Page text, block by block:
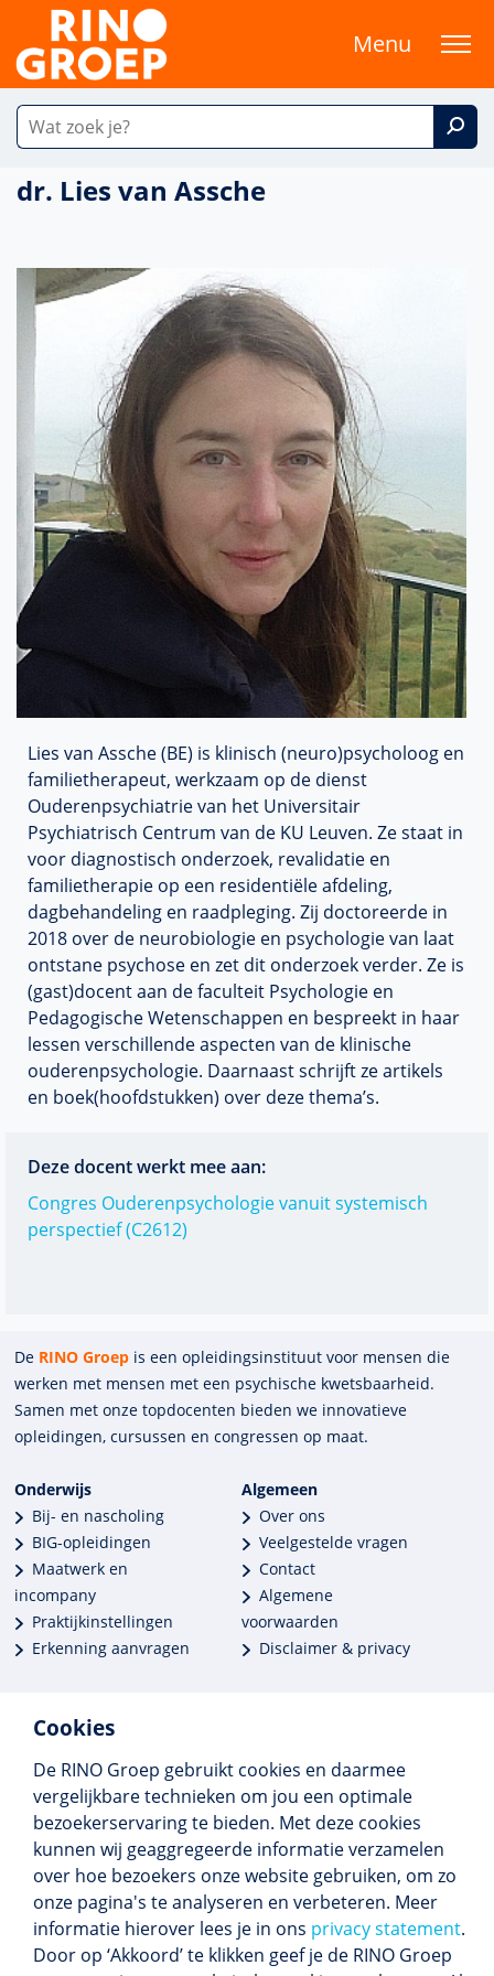
Cookies
De RINO Groep gebruikt cookies en daarmee
vergelijkbare technieken om jou een optimale
bezoekerservaring te bieden. Met deze cookies
kunnen wij geaggregeerde informatie verzamelen
over hoe bezoekers onze website gebruiken, om zo
onze pagina's te analyseren en verbeteren. Meer
informatie hierover lees je in ons privacy statement.
Door op ‘Akkoord’ te klikken geef je de RINO Groep
Menu
dr. Lies van Assche
Lies van Assche (BE) is klinisch (neuro)psycholoog en
familietherapeut, werkzaam op de dienst
Ouderenpsychiatrie van het Universitair
Psychiatrisch Centrum van de KU Leuven. Ze staat in
voor diagnostisch onderzoek, revalidatie en
familietherapie op een residentiële afdeling,
dagbehandeling en raadpleging. Zij doctoreerde in
2018 over de neurobiologie en psychologie van laat
ontstane psychose en zet dit onderzoek verder. Ze is
(gast)docent aan de faculteit Psychologie en
Pedagogische Wetenschappen en bespreekt in haar
lessen verschillende aspecten van de klinische
ouderenpsychologie. Daarnaast schrijft ze artikels
en boek(hoofdstukken) over deze thema’s.
Deze docent werkt mee aan:
Congres Ouderenpsychologie vanuit systemisch
perspectief (C2612)
De RINO Groep is een opleidings­insti­tuut voor mensen die
werken met mensen met een psychische kwets­baar­heid.
Samen met onze top­docenten bieden we innova­tieve
opleidingen, cursussen en congres­sen op maat.
Onderwijs
Bij- en nascholing
BIG-opleidingen
Maatwerk en
incompany
Praktijkinstellingen
Erkenning aanvragen
Algemeen
Over ons
Veelgestelde vragen
Contact
Algemene
voorwaarden
Disclaimer & privacy
Meer dan 250 opleidingen
Alle BIG-opleidingen in huis
Cedeo-erkend en CRKBO-geregistreerd
Gemiddelde beoordeling 8,4
Volg ons